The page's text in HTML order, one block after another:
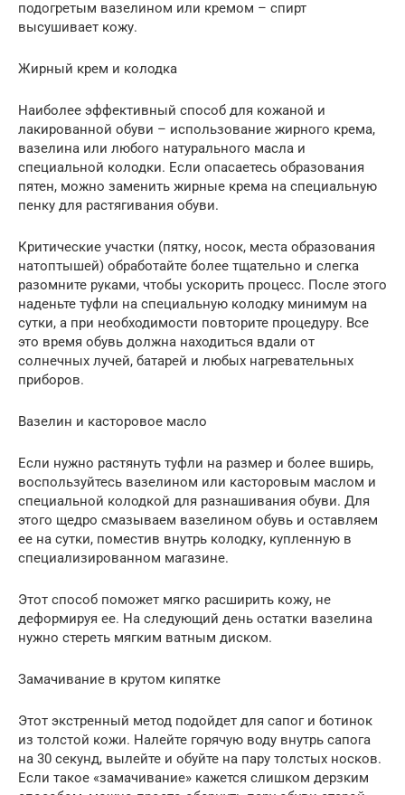
подогретым вазелином или кремом – спирт
высушивает кожу.
Жирный крем и колодка
Наиболее эффективный способ для кожаной и
лакированной обуви – использование жирного крема,
вазелина или любого натурального масла и
специальной колодки. Если опасаетесь образования
пятен, можно заменить жирные крема на специальную
пенку для растягивания обуви.
Критические участки (пятку, носок, места образования
натоптышей) обработайте более тщательно и слегка
разомните руками, чтобы ускорить процесс. После этого
наденьте туфли на специальную колодку минимум на
сутки, а при необходимости повторите процедуру. Все
это время обувь должна находиться вдали от
солнечных лучей, батарей и любых нагревательных
приборов.
Вазелин и касторовое масло
Если нужно растянуть туфли на размер и более вширь,
воспользуйтесь вазелином или касторовым маслом и
специальной колодкой для разнашивания обуви. Для
этого щедро смазываем вазелином обувь и оставляем
ее на сутки, поместив внутрь колодку, купленную в
специализированном магазине.
Этот способ поможет мягко расширить кожу, не
деформируя ее. На следующий день остатки вазелина
нужно стереть мягким ватным диском.
Замачивание в крутом кипятке
Этот экстренный метод подойдет для сапог и ботинок
из толстой кожи. Налейте горячую воду внутрь сапога
на 30 секунд, вылейте и обуйте на пару толстых носков.
Если такое «замачивание» кажется слишком дерзким